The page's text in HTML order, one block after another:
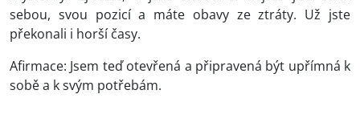
sebou, svou pozicí a máte obavy ze ztráty. Už jste
překonali i horší časy.
Afirmace: Jsem teď otevřená a připravená být upřímná k
sobě a k svým potřebám.